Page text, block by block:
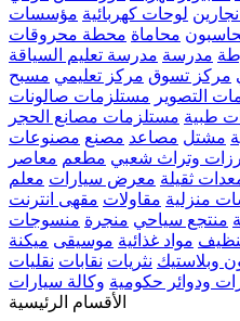
لوحات كهربائية مؤسسات
محاماة محطة محروقات
مدرسة مدرسة تعليم السياقة
مركز تسوق مركز تعليمي مسبح
التصوير مستلزمات صالونات
طبية مستلزمات مصانع الحجر
مشتل مصاعد مصنع مصنوعات
وتراث شعبي مطعم معاصر
ثقيلة معرض سيارات معلم
منزلية مقاولات مقهى انترنت
منتجع سياحي منجرة منسوجات
مواد غذائية موسيقى ميكنة
وبلاستيك نثريات نقابات نقليات
ودوائر حكومية وكالة سيارات
الأقسام الرئيسية